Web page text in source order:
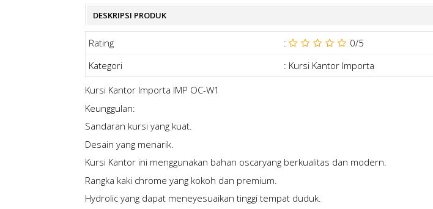
DESKRIPSI PRODUK
Rating : 0/5
Kategori
: Kursi Kantor Importa
Kursi Kantor Importa IMP OC-W1
Keunggulan:
Sandaran kursi yang kuat.
Desain yang menarik.
Kursi Kantor ini menggunakan bahan oscaryang berkualitas dan modern.
Rangka kaki chrome yang kokoh dan premium.
Hydrolic yang dapat meneyesuaikan tinggi tempat duduk.